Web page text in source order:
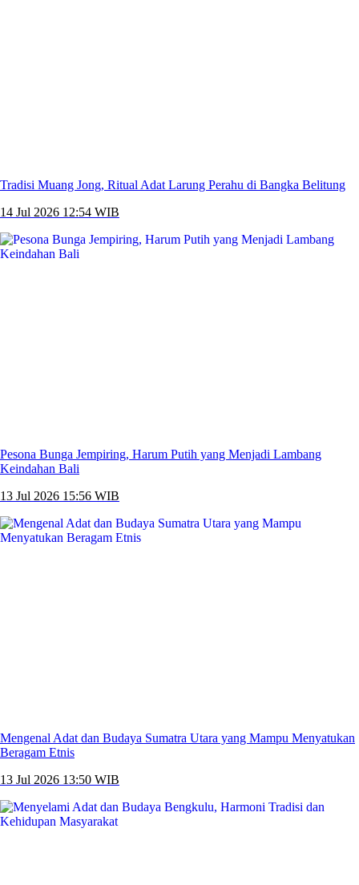
Tradisi Muang Jong, Ritual Adat Larung Perahu di Bangka Belitung
14 Jul 2026 12:54 WIB
Pesona Bunga Jempiring, Harum Putih yang Menjadi Lambang
Keindahan Bali
13 Jul 2026 15:56 WIB
Mengenal Adat dan Budaya Sumatra Utara yang Mampu Menyatukan
Beragam Etnis
13 Jul 2026 13:50 WIB